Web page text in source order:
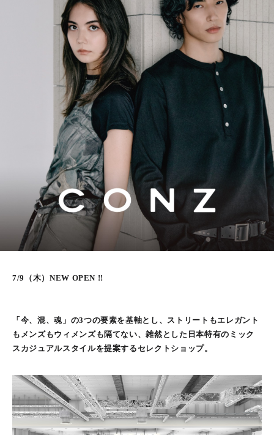
7/9（木）NEW OPEN !!
「今、混、魂」の3つの要素を基軸とし、ストリートもエレガント
もメンズもウィメンズも隔てない、雑然とした日本特有のミック
スカジュアルスタイルを提案するセレクトショップ。